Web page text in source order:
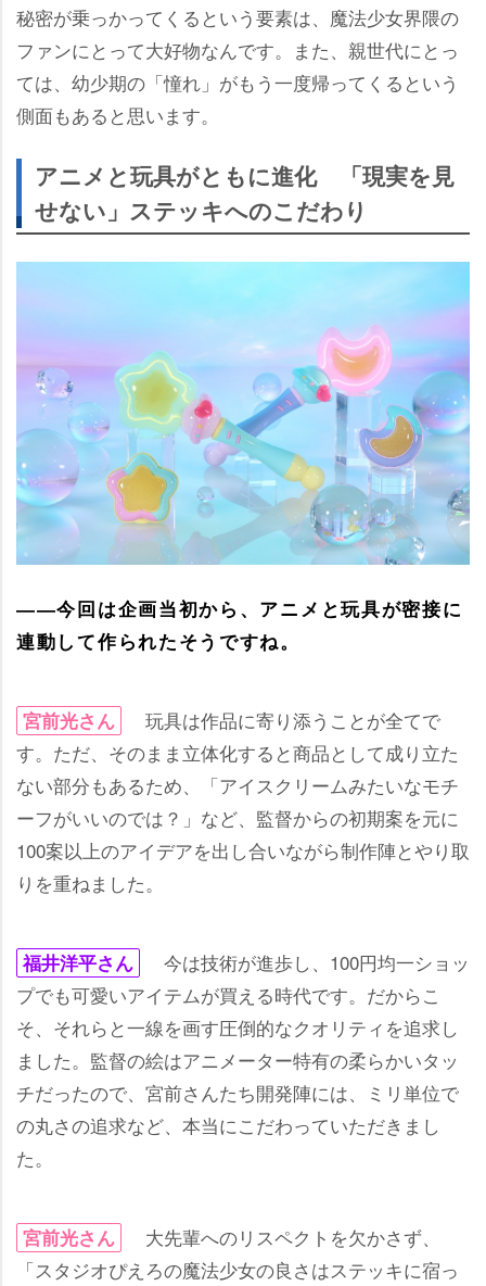
秘密が乗っかってくるという要素は、魔法少女界隈の
ファンにとって大好物なんです。また、親世代にとっ
ては、幼少期の「憧れ」がもう一度帰ってくるという
側面もあると思います。
アニメと玩具がともに進化 「現実を見
せない」ステッキへのこだわり
――今回は企画当初から、アニメと玩具が密接に
連動して作られたそうですね。
宮前光さん
玩具は作品に寄り添うことが全てで
す。ただ、そのまま立体化すると商品として成り立た
ない部分もあるため、「アイスクリームみたいなモチ
ーフがいいのでは？」など、監督からの初期案を元に
100案以上のアイデアを出し合いながら制作陣とやり取
りを重ねました。
福井洋平さん
今は技術が進歩し、100円均一ショッ
プでも可愛いアイテムが買える時代です。だからこ
そ、それらと一線を画す圧倒的なクオリティを追求し
ました。監督の絵はアニメーター特有の柔らかいタッ
チだったので、宮前さんたち開発陣には、ミリ単位で
の丸さの追求など、本当にこだわっていただきまし
た。
宮前光さん
大先輩へのリスペクトを欠かさず、
「スタジオぴえろの魔法少女の良さはステッキに宿っ